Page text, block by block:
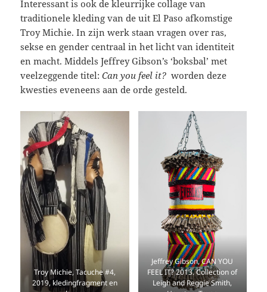
Interessant is ook de kleurrijke collage van
traditionele kleding van de uit El Paso afkomstige
Troy Michie. In zijn werk staan vragen over ras,
sekse en gender centraal in het licht van identiteit
en macht. Middels Jeffrey Gibson’s ‘boksbal’ met
veelzeggende titel:Can you feel it? worden deze
kwesties eveneens aan de orde gesteld.
Troy Michie, Tacuche #4,
2019, kledingfragment en
Jeffrey Gibson, CAN YOU
FEEL IT? 2013. Collection of
Leigh and Reggie Smith,